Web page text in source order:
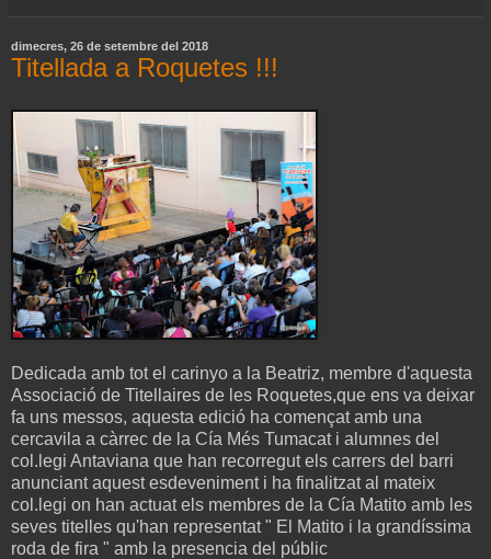
dimecres, 26 de setembre del 2018
Titellada a Roquetes !!!
Dedicada amb tot el carinyo a la Beatriz, membre d'aquesta
Associació de Titellaires de les Roquetes,que ens va deixar
fa uns messos, aquesta edició ha començat amb una
cercavila a càrrec de la Cía Més Tumacat i alumnes del
col.legi Antaviana que han recorregut els carrers del barri
anunciant aquest esdeveniment i ha finalitzat al mateix
col.legi on han actuat els membres de la Cía Matito amb les
seves titelles qu'han representat " El Matito i la grandíssima
roda de fira " amb la presencia del públic